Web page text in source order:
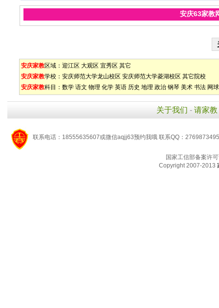
安庆63家教
安庆家教区域： 迎江区 大观区 宜秀区 其它
安庆家教学校： 安庆师范大学龙山校区 安庆师范大学菱湖校区 其它院校
安庆家教科目： 数学 语文 物理 化学 英语 历史 地理 政治 钢琴 美术 书法 网球
关于我们 - 请家教
联系电话：18555635607或微信aqjj63预约我哦 联系QQ：
国家工信部备案许
Copyright 2007-2013